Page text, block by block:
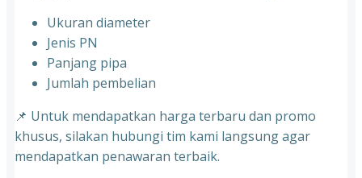
Ukuran diameter
⁠Jenis PN
⁠Panjang pipa
⁠Jumlah pembelian
📌 Untuk mendapatkan harga terbaru dan promo
khusus, silakan hubungi tim kami langsung agar
mendapatkan penawaran terbaik.